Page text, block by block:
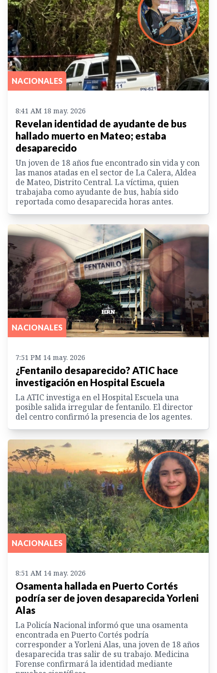
NACIONALES
8:41 AM 18 may. 2026
Revelan identidad de ayudante de bus
hallado muerto en Mateo; estaba
desaparecido
Un joven de 18 años fue encontrado sin vida y con
las manos atadas en el sector de La Calera, Aldea
de Mateo, Distrito Central. La víctima, quien
trabajaba como ayudante de bus, había sido
reportada como desaparecida horas antes.
NACIONALES
7:51 PM 14 may. 2026
¿Fentanilo desaparecido? ATIC hace
investigación en Hospital Escuela
La ATIC investiga en el Hospital Escuela una
posible salida irregular de fentanilo. El director
del centro confirmó la presencia de los agentes.
NACIONALES
8:51 AM 14 may. 2026
Osamenta hallada en Puerto Cortés
podría ser de joven desaparecida Yorleni
Alas
La Policía Nacional informó que una osamenta
encontrada en Puerto Cortés podría
corresponder a Yorleni Alas, una joven de 18 años
desaparecida tras salir de su trabajo. Medicina
Forense confirmará la identidad mediante